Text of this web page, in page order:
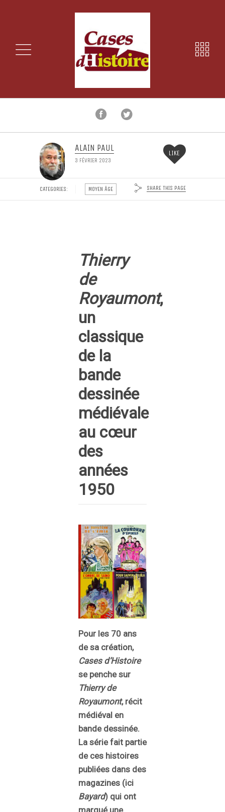
ALAIN PAUL
3 FÉVRIER 2023
LIKE
CATEGORIES: MOYEN ÂGE SHARE THIS PAGE
Thierry
de
Royaumont,
un
classique
de la
bande
dessinée
médiévale
au cœur
des
années
1950
Pour les 70 ans
de sa création,
Cases d’Histoire
se penche sur
Thierry de
Royaumont, récit
médiéval en
bande dessinée.
La série fait partie
de ces histoires
publiées dans des
magazines (ici
Bayard) qui ont
marqué une